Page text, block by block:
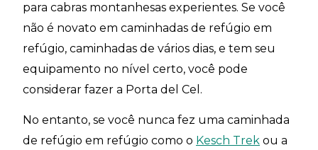
para cabras montanhesas experientes. Se você
não é novato em caminhadas de refúgio em
refúgio, caminhadas de vários dias, e tem seu
equipamento no nível certo, você pode
considerar fazer a Porta del Cel.
No entanto, se você nunca fez uma caminhada
de refúgio em refúgio como o Kesch Trek ou a